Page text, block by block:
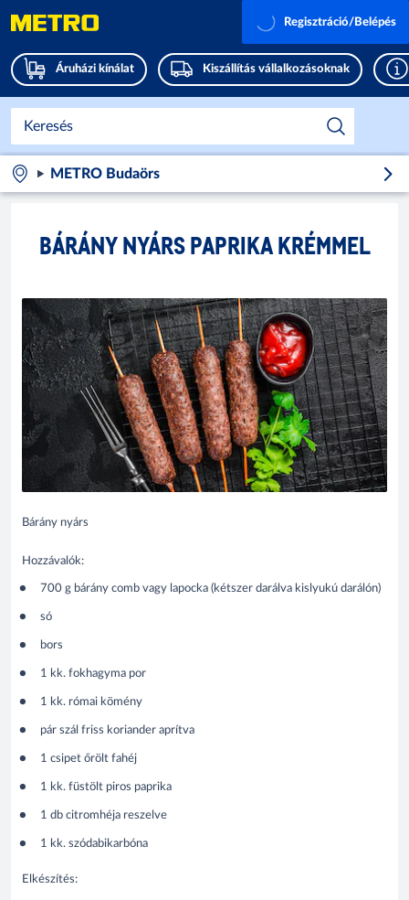
Áruházi kínálat Kiszállítás vállalkozásoknak
Regisztráció/Belépés
METRO Budaörs
BÁRÁNY NYÁRS PAPRIKA KRÉMMEL
Bárány nyárs
Hozzávalók:
700 g bárány comb vagy lapocka (kétszer darálva kislyukú darálón)
só
bors
1 kk. fokhagyma por
1 kk. római kömény
pár szál friss koriander aprítva
1 csipet őrölt fahéj
1 kk. füstölt piros paprika
1 db citromhéja reszelve
1 kk. szódabikarbóna
Elkészítés: